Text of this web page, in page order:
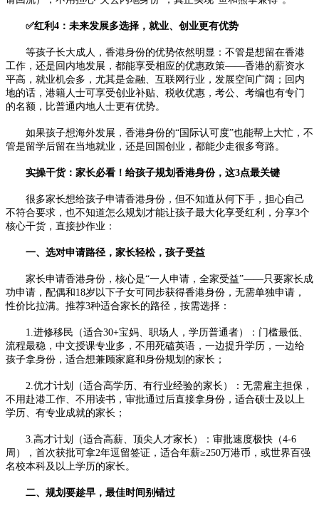
✅红利4：未来发展多选择，就业、创业更有优势
等孩子长大成人，香港身份的优势依然明显：不管是想留在香港
工作，还是回内地发展，都能享受相应的优惠政策——香港的薪资水
平高，就业机会多，尤其是金融、互联网行业，发展空间广阔；回内
地的话，港籍人士可享受创业补贴、税收优惠，考公、考编也有专门
的名额，比普通内地人士更有优势。
如果孩子想海外发展，香港身份的“国际认可度”也能帮上大忙，不
管是留学后留在当地就业，还是回国创业，都能少走很多弯路。
实操干货：家长必看！给孩子规划香港身份，这3点最关键
很多家长想给孩子申请香港身份，但不知道从何下手，担心自己
不符合要求，也不知道怎么规划才能让孩子最大化享受红利，分享3个
核心干货，直接抄作业：
一、选对申请路径，家长轻松，孩子受益
家长申请香港身份，核心是“一人申请，全家受益”——只要家长成
功申请，配偶和18岁以下子女可同步获得香港身份，无需单独申请，
性价比拉满。推荐3种适合家长的路径，按需选择：
1.进修移民（适合30+宝妈、职场人，学历普通者）：门槛最低、
流程最稳，中文授课专业多，不用死磕英语，一边提升学历，一边给
孩子拿身份，适合想兼顾家庭和身份规划的家长；
2.优才计划（适合高学历、有行业经验的家长）：无需雇主担保，
不用赴港工作、不用读书，审批通过后直接拿身份，适合硕士及以上
学历、有专业成就的家长；
3.高才计划（适合高薪、顶尖人才家长）：审批速度极快（4-6
周），首次获批可拿2年逗留签证，适合年薪≥250万港币，或世界百强
名校本科及以上学历的家长。
二、规划要趁早，最佳时间别错过